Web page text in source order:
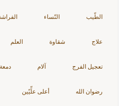
الطّيب النّساء
علاج شقاوة العلم
تعجيل الفرج آلام دمعة
رضوان الله أعلى علِّيّين